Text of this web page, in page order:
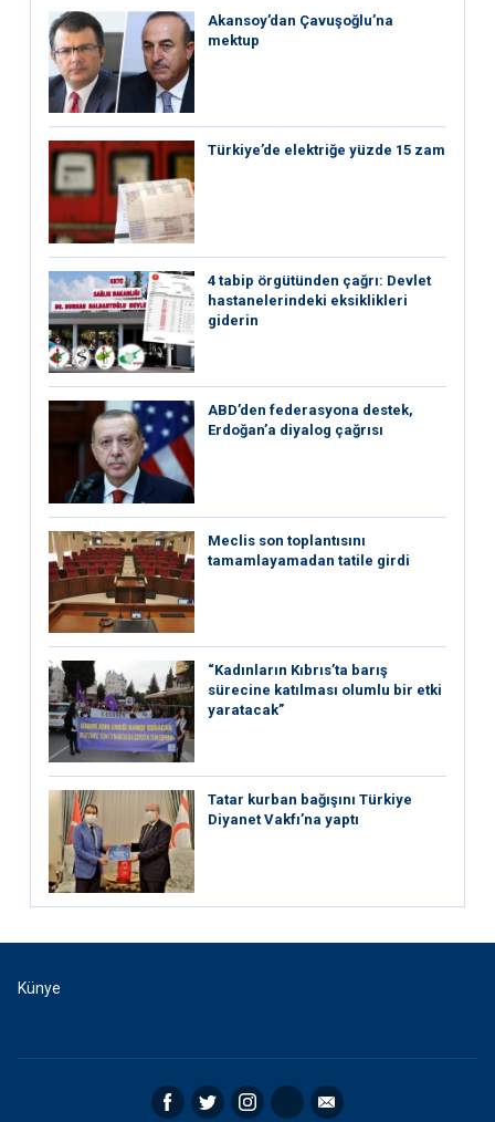
Akansoy’dan Çavuşoğlu’na
mektup
Türkiye’de elektriğe yüzde 15 zam
4 tabip örgütünden çağrı: Devlet
hastanelerindeki eksiklikleri
giderin
ABD’den federasyona destek,
Erdoğan’a diyalog çağrısı
Meclis son toplantısını
tamamlayamadan tatile girdi
“Kadınların Kıbrıs’ta barış
sürecine katılması olumlu bir etki
yaratacak”
Tatar kurban bağışını Türkiye
Diyanet Vakfı’na yaptı
Künye
Facebook Twitter Instagram RSS